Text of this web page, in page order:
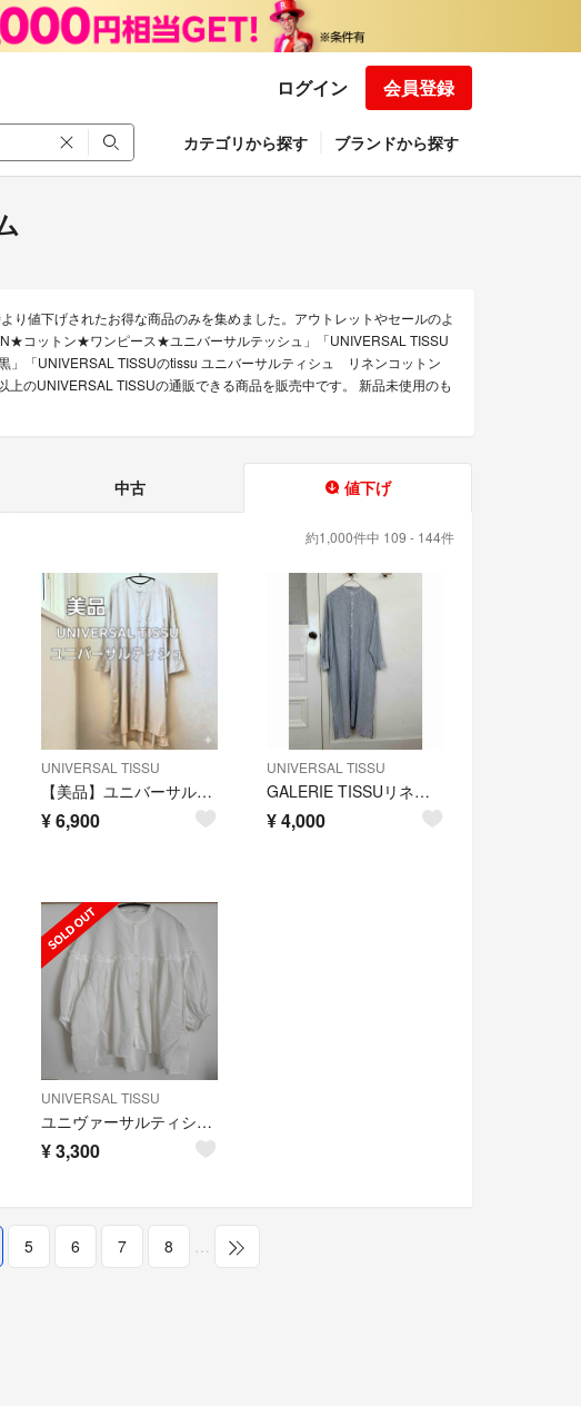
ログイン 会員登録
カテゴリから探す ブランドから探す
り値下げされたお得な商品のみを集めました。アウトレットやセールのよ
コットン★ワンピース★ユニバーサルテッシュ」「UNIVERSAL TISSU
」「UNIVERSAL TISSUのtissu ユニバーサルティシュ リネンコットン
のUNIVERSAL TISSUの通販できる商品を販売中です。 新品未使用のも
中古 値下げ
約1,000件中 109 - 144件
UNIVERSAL TISSU
【美品】ユニバーサルティシュ シャツドレス ロング シャツ ワンピース
¥6,900
UNIVERSAL TISSU
GALERIE TISSUリネンシャツワンピース⭐︎UNIVERSAL TISSU
¥4,000
UNIVERSAL TISSU
ユニヴァーサルティシュ バンドカラーギャザーボリュームブラウス
¥3,300
5 6 7 8 …